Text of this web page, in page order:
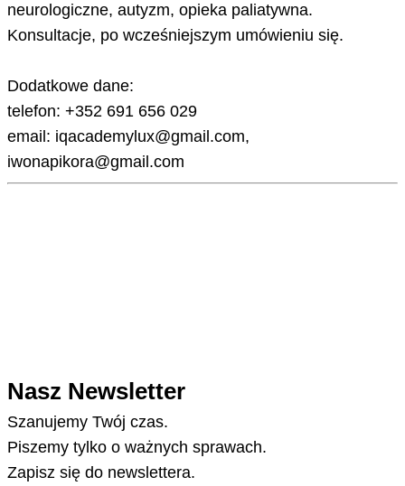
neurologiczne, autyzm, opieka paliatywna.
Konsultacje, po wcześniejszym umówieniu się.
Dodatkowe dane:
telefon: +352 691 656 029
email: iqacademylux@gmail.com,
iwonapikora@gmail.com
Nasz Newsletter
Szanujemy Twój czas.
Piszemy tylko o ważnych sprawach.
Zapisz się do newslettera.